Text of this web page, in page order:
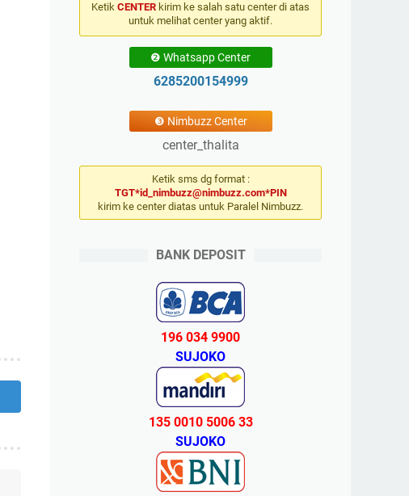
Ketik CENTER kirim ke salah satu center di atas
untuk melihat center yang aktif.
❷ Whatsapp Center
6285200154999
❸ Nimbuzz Center
center_thalita
Ketik sms dg format :
TGT*id_nimbuzz@nimbuzz.com*PIN
kirim ke center diatas untuk Paralel Nimbuzz.
BANK DEPOSIT
196 034 9900
SUJOKO
135 0010 5006 33
SUJOKO